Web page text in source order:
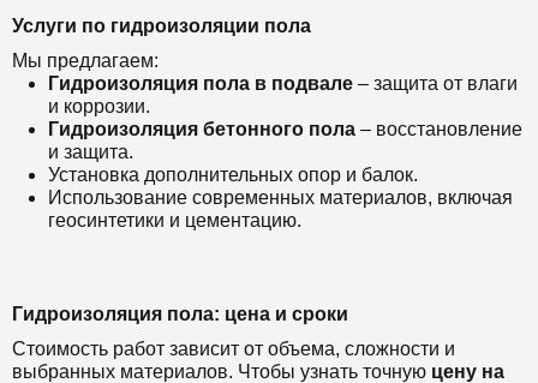
Услуги по гидроизоляции пола
Мы предлагаем:
Гидроизоляция пола в подвале – защита от влаги
и коррозии.
Гидроизоляция бетонного пола – восстановление
и защита.
Установка дополнительных опор и балок.
Использование современных материалов, включая
геосинтетики и цементацию.
Гидроизоляция пола: цена и сроки
Стоимость работ зависит от объема, сложности и
выбранных материалов. Чтобы узнать точную цену на